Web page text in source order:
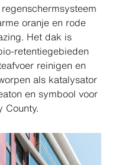
oranje en rode
Het dak is
retentiegebieden
reinigen en
als katalysator
en symbool voor
County.